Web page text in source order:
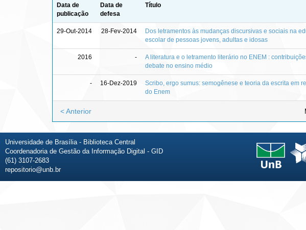
Data de
publicação
Data de
defesa
Título
29-Out-2014 28-Fev-2014
Dos letramentos às mudanças discursivas e sociais na
escolar de pessoas jovens, adultas e idosas
2016 -
A literatura e o letramento literário no ENEM :
debate no ensino médio
- 16-Dez-2019
Scribo, ergo sumus: semogênese e teoria da escrita em
do Enem
< Anterior
Universidade de Brasília - Biblioteca Central
Coordenadoria de Gestão da Informação Digital - GID
(61) 3107-2683
repositorio@unb.br